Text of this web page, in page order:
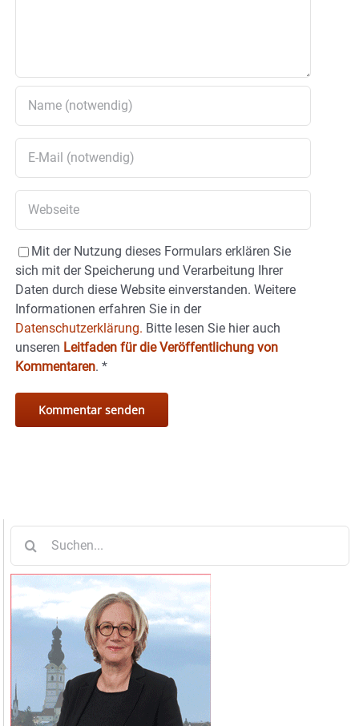
Mit der Nutzung dieses Formulars erklären Sie
sich mit der Speicherung und Verarbeitung Ihrer
Daten durch diese Website einverstanden. Weitere
Informationen erfahren Sie in der
Datenschutzerklärung. Bitte lesen Sie hier auch
unseren Leitfaden für die Veröffentlichung von
Kommentaren. *
nach: